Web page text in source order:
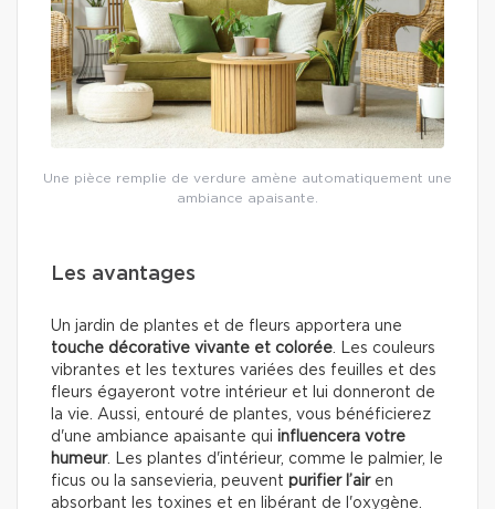
Une pièce remplie de verdure amène automatiquement une
ambiance apaisante.
Les avantages
Un jardin de plantes et de fleurs apportera une
touche décorative vivante et colorée. Les couleurs
vibrantes et les textures variées des feuilles et des
fleurs égayeront votre intérieur et lui donneront de
la vie. Aussi, entouré de plantes, vous bénéficierez
d'une ambiance apaisante qui influencera votre
humeur. Les plantes d'intérieur, comme le palmier, le
ficus ou la sansevieria, peuvent purifier l’airen
absorbant les toxines et en libérant de l'oxygène.